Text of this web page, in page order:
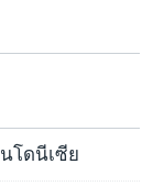
นโดนีเซีย